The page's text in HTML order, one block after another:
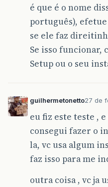
é que é o nome
português),
se ele faz
Se isso funcionar,
Setup ou o seu
guilhermetonetto27 de
eu fiz este teste ,
consegui fazer o
la, vc usa algum
faz isso para me
outra coisa , vc ja